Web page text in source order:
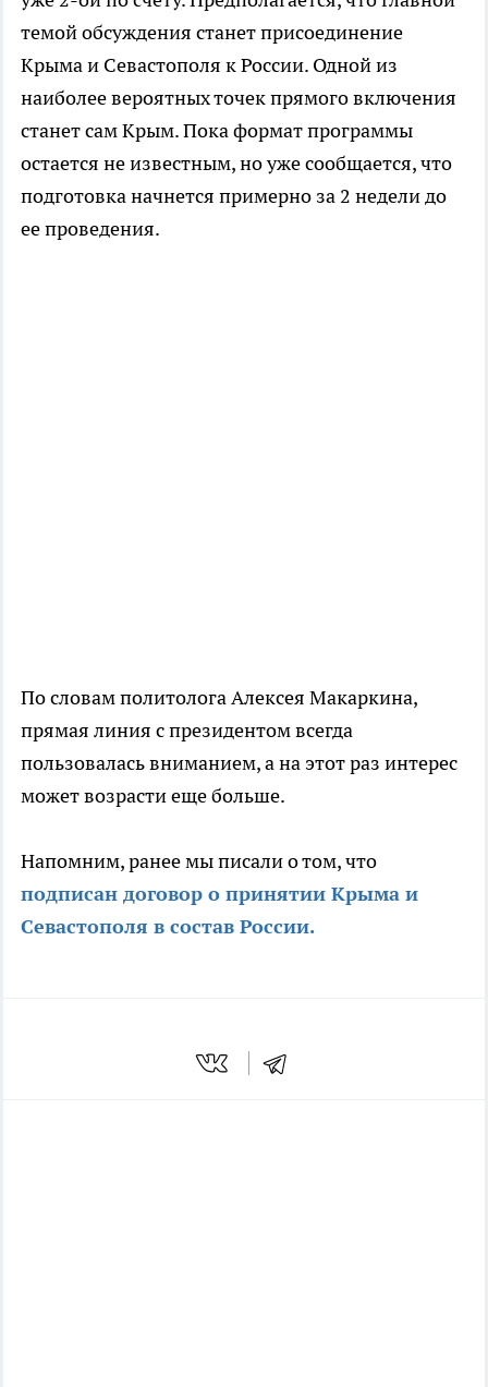
темой обсуждения станет присоединение
Крыма и Севастополя к России. Одной из
наиболее вероятных точек прямого включения
станет сам Крым. Пока формат программы
остается не известным, но уже сообщается, что
подготовка начнется примерно за 2 недели до
ее проведения.
По словам политолога Алексея Макаркина,
прямая линия с президентом всегда
пользовалась вниманием, а на этот раз интерес
может возрасти еще больше.
Напомним, ранее мы писали о том, что
подписан договор о принятии Крыма и
Севастополя в состав России.